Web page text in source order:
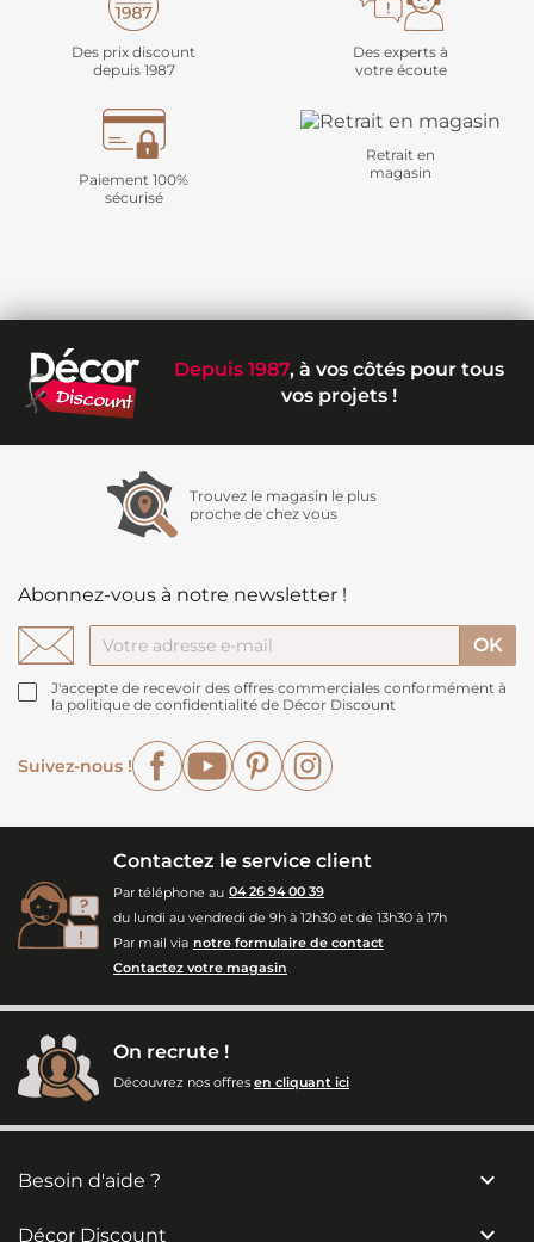
Des prix discount
depuis 1987
Des experts à
votre écoute
Paiement 100%
sécurisé
Retrait en
magasin
Depuis 1987, à vos côtés pour tous
vos projets !
Trouvez le magasin le plus
proche de chez vous
Abonnez-vous à notre newsletter !
J'accepte de recevoir des offres commerciales conformément à
la politique de confidentialité de Décor Discount
Suivez-nous !
FacebookYouTubePinterest
Contactez le service client
Par téléphone au 04 26 94 00 39
du lundi au vendredi de 9h à 12h30 et de 13h30 à 17h
Par mail via notre formulaire de contact
Contactez votre magasin
On recrute !
Découvrez nos offres en cliquant ici
Besoin d'aide ? 
Décor Discount 